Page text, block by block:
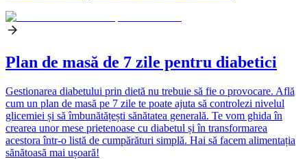
Plan de masă de 7 zile pentru diabetici
Gestionarea diabetului prin dietă nu trebuie să fie o provocare. Află
cum un plan de masă pe 7 zile te poate ajuta să controlezi nivelul
glicemiei și să îmbunătățești sănătatea generală. Te vom ghida în
crearea unor mese prietenoase cu diabetul și în transformarea
acestora într-o listă de cumpărături simplă. Hai să facem alimentația
sănătoasă mai ușoară!